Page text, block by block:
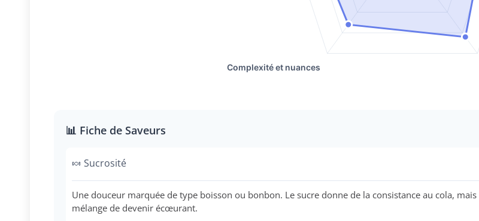
📊 Fiche de Saveurs
🍬 Sucrosité
Une douceur marquée de type boisson ou bonbon. Le sucre donne de la consistance au cola,
mélange de devenir écœurant.